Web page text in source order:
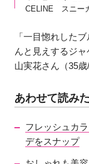
CELINE スニー
「一目惚れした
んと見えするジ
山実花さん（35歳
あわせて読み
フレッシュカ
デをスナップ